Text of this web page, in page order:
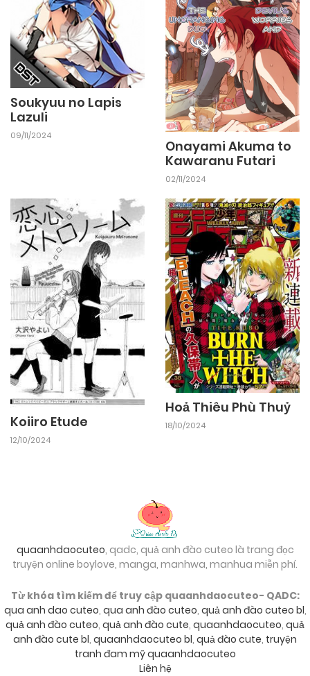
Soukyuu no Lapis
Lazuli
09/11/2024
Onayami Akuma to
Kawaranu Futari
02/11/2024
Koiiro Etude
12/10/2024
Hoả Thiêu Phù Thuỷ
18/10/2024
quaanhdaocuteo, qadc, quả anh đào cuteo là trang đọc
truyện online boylove, manga, manhwa, manhua miễn phí.
Từ khóa tìm kiếm để truy cập quaanhdaocuteo- QADC:
qua anh dao cuteo, qua anh đào cuteo, quả anh đào cuteo bl,
quả anh đào cuteo, quả anh đào cute, quaanhdaocuteo, quả
anh đào cute bl, quaanhdaocuteo bl, quả đào cute, truyện
tranh đam mỹ quaanhdaocuteo
Liên hệ